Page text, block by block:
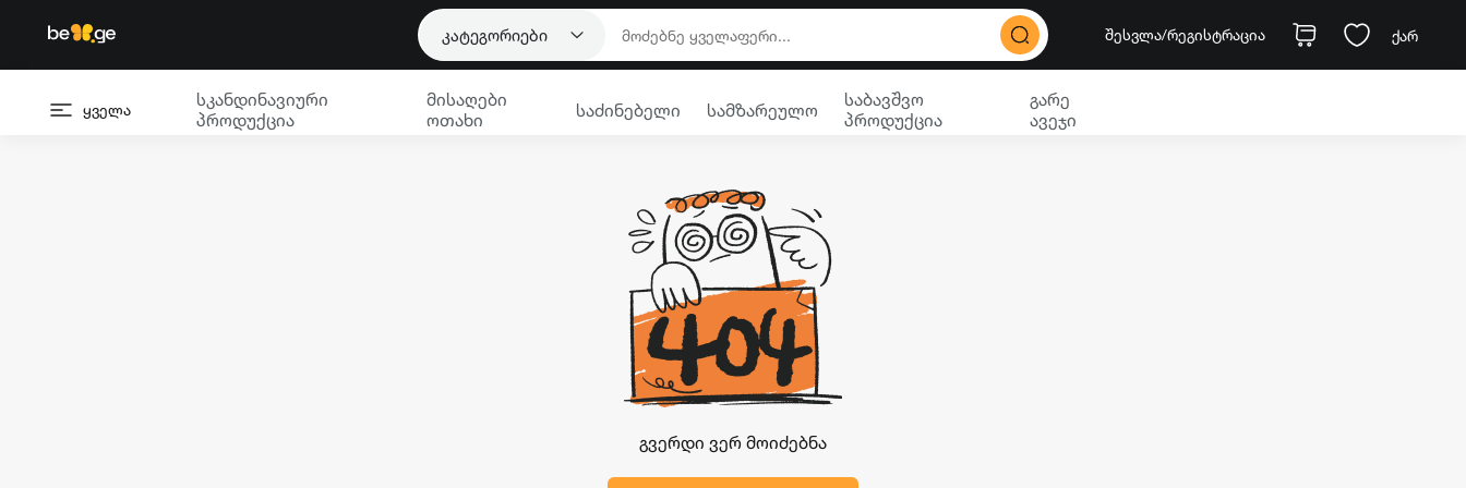
კატეგორიები შესვლა/რეგისტრაცია ქარ
ყველა
სკანდინავიური
პროდუქცია
მისაღები
ოთახი
საძინებელი სამზარეულო
საბავშვო
პროდუქცია
გარე
ავეჯი
გვერდი ვერ მოიძებნა